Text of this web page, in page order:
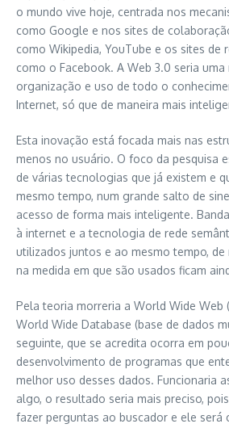
o mundo vive hoje, centrada nos
como Google e nos sites de
como Wikipedia, YouTube e os sites de
como o Facebook. A Web 3.0 seria
organização e uso de todo o
Internet, só que de maneira mais
Esta inovação está focada mais nas
menos no usuário. O foco da pesquisa
de várias tecnologias que já existem e
mesmo tempo, num grande salto de
acesso de forma mais inteligente.
à internet e a tecnologia de rede
utilizados juntos e ao mesmo tempo,
na medida em que são usados ficam
Pela teoria morreria a World Wide Web
World Wide Database (base de dados
seguinte, que se acredita ocorra em
desenvolvimento de programas que
melhor uso desses dados. Funcionaria
algo, o resultado seria mais preciso,
fazer perguntas ao buscador e ele será